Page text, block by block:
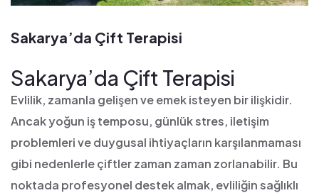
Sakarya’da Çift Terapisi
Sakarya’da Çift Terapisi
Evlilik, zamanla gelişen ve emek isteyen bir ilişkidir.
Ancak yoğun iş temposu, günlük stres, iletişim
problemleri ve duygusal ihtiyaçların karşılanmaması
gibi nedenlerle çiftler zaman zaman zorlanabilir. Bu
noktada profesyonel destek almak, evliliğin sağlıklı